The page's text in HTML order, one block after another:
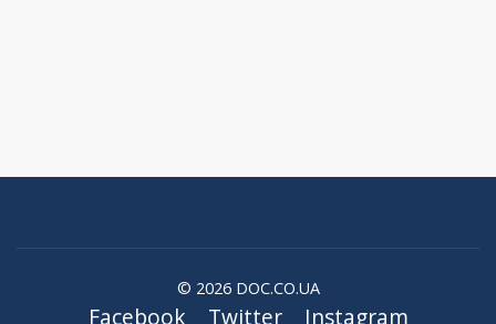
© 2026 DOC.CO.UA
Facebook Twitter Instagram